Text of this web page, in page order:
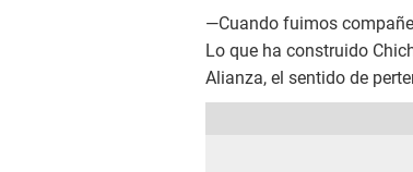
—Cuando fuimos
Lo que ha construido
Alianza, el sentido de